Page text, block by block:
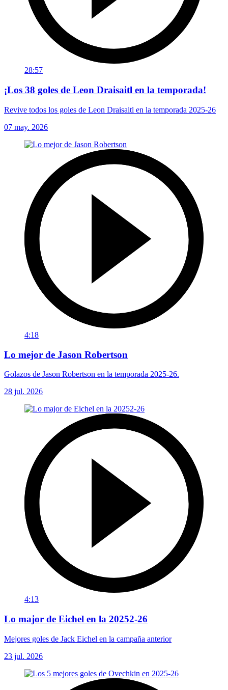
28:57
¡Los 38 goles de Leon Draisaitl en la temporada!
Revive todos los goles de Leon Draisaitl en la temporada 2025-26
07 may. 2026
4:18
Lo mejor de Jason Robertson
Golazos de Jason Robertson en la temporada 2025-26.
28 jul. 2026
4:13
Lo major de Eichel en la 20252-26
Mejores goles de Jack Eichel en la campaña anterior
23 jul. 2026